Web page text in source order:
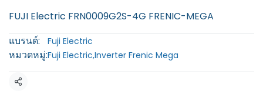
FUJI Electric FRN0009G2S-4G FRENIC-MEGA
แบรนด์:
Fuji Electric
หมวดหมู่:Fuji Electric,Inverter Frenic Mega
แชร์